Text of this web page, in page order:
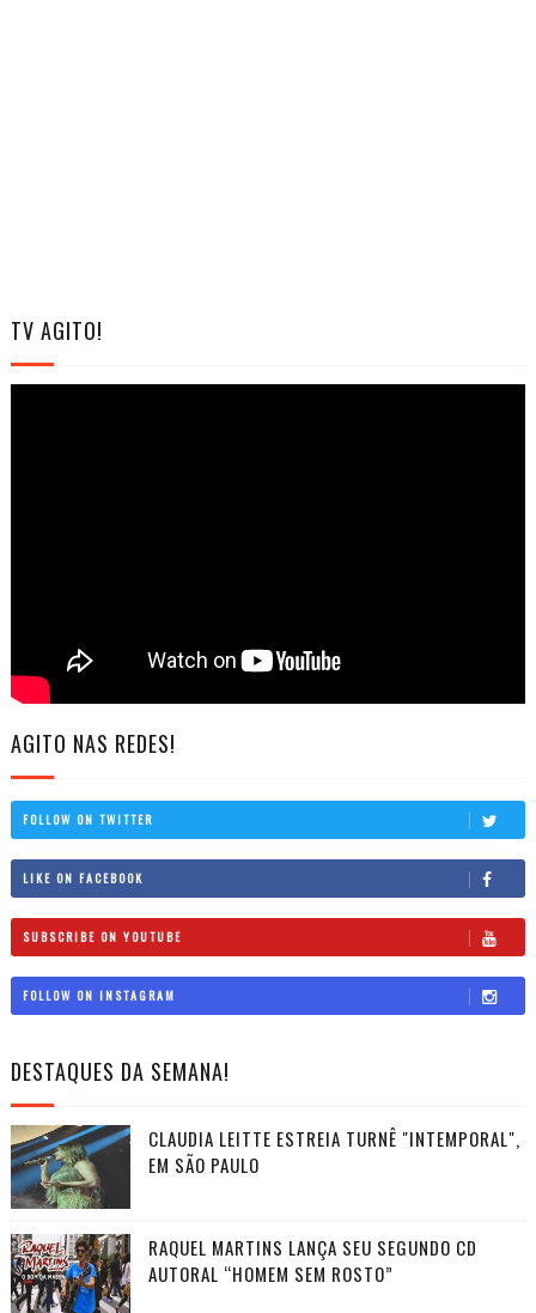
TV AGITO!
AGITO NAS REDES!
FOLLOW ON TWITTER
LIKE ON FACEBOOK
SUBSCRIBE ON YOUTUBE
FOLLOW ON INSTAGRAM
DESTAQUES DA SEMANA!
CLAUDIA LEITTE ESTREIA TURNÊ "INTEMPORAL",
EM SÃO PAULO
RAQUEL MARTINS LANÇA SEU SEGUNDO CD
AUTORAL “HOMEM SEM ROSTO”